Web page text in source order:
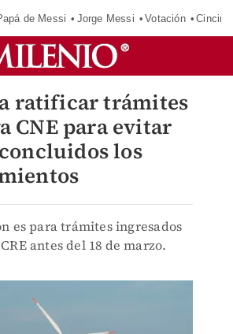
de Messi Jorge Messi Votación
ratificar trámites
CNE para evitar
los
es para trámites ingresados
antes del 18 de marzo.